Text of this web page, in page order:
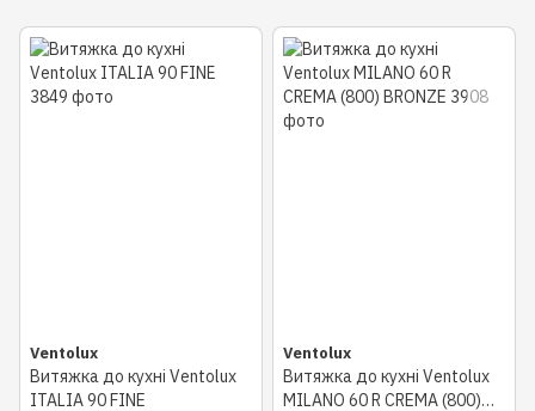
Ventolux
Витяжка до кухні Ventolux
ITALIA 90 FINE
Ventolux
Витяжка до кухні Ventolux
MILANO 60 R CREMA (800)